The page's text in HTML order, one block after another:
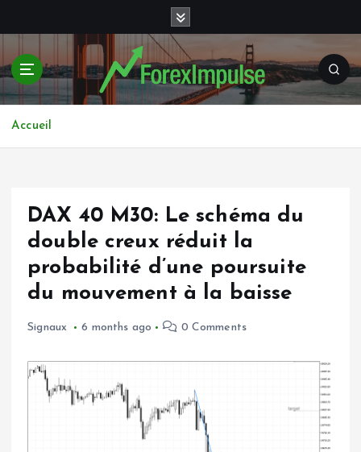
p
o
Accueil
DAX 40 M30: Le schéma du
double creux réduit la
probabilité d’une poursuite
du mouvement à la baisse
Signaux 6 months ago 0 Comments